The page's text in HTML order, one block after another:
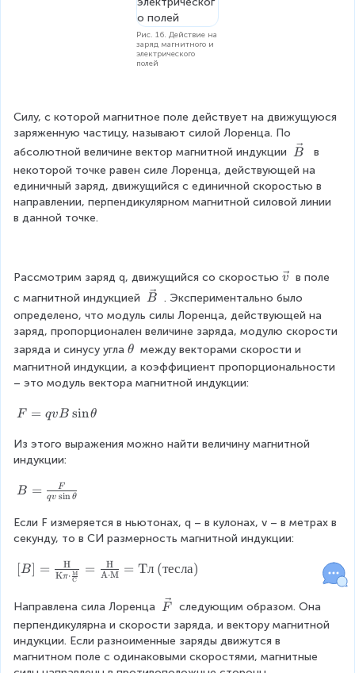
Рис. 16. Действие на
заряд магнитного и
электрического
полей
Силу, с которой магнитное поле действует на движущуюся
заряженную частицу, называют силой Лоренца. По
абсолютной величине вектор магнитной индукции
\
v
e
c
B
в
некоторой точке равен силе Лоренца, действующей на
единичный заряд, движущийся с единичной скоростью в
направлении, перпендикулярном магнитной силовой линии
в данной точке.
Рассмотрим заряд q, движущийся со скоростью \
v
c
{
v
}
v в поле
с магнитной индукцией
\
v
e
c
B
}
B . Экспериментально было
определено, что модуль силы Лоренца, действующей на
заряд, пропорционален величине заряда, модулю скорости
заряда и синусу угла \
t
h
θ между векторами скорости и
магнитной индукции, а коэффициент пропорциональности
– это модуль вектора магнитной индукции:
F
q
v
\
n
\
h
t
a
F = qvB sinθ
Из этого выражения можно найти величину магнитной
индукции:
B
\
fr
c
F
{
q
v
B = qv sin θ
F
Если F измеряется в ньютонах, q – в кулонах, v – в метрах в
секунду, то в СИ размерность магнитной индукции:
]
{
\f
ra
B = Kπ⋅ C
M
H = A⋅M
H = Tл (тесла)
Направлена сила Лоренца
\
v
e
c
{
F
следующим образом. Она
перпендикулярна и скорости заряда, и вектору магнитной
индукции. Если разноименные заряды движутся в
магнитном поле с одинаковыми скоростями, магнитные